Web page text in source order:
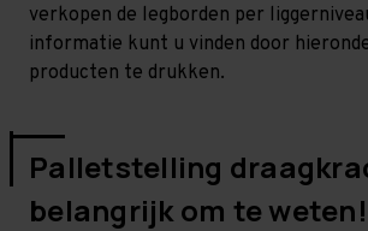
verkopen de legborden per
informatie kunt u vinden door
producten te drukken.
Palletstelling
belangrijk om te weten!